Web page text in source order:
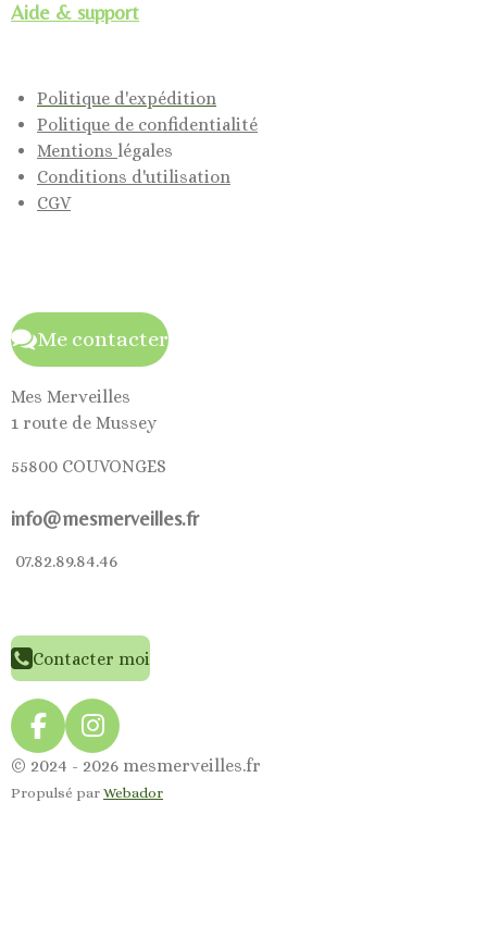
Aide & support
Politique d'expédition
Politique de confidentialité
Mentions légales
Conditions d'utilisation
CGV
Me contacter
Mes Merveilles
1 route de Mussey
55800 COUVONGES
info@mesmerveilles.fr
07.82.89.84.46
Contacter moi
F
a
c
I
n
s
© 2024 - 2026 mesmerveilles.fr
Propulsé par Webador